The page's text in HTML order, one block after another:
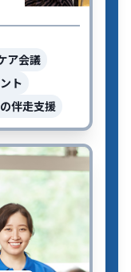
ア会議
ト
伴走支援